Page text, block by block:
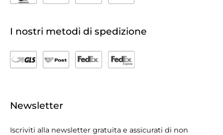
I nostri metodi di spedizione
Newsletter
Iscriviti alla newsletter gratuita e assicurati di non